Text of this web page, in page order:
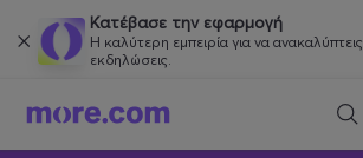
Κατέβασε την εφαρμογή
Η καλύτερη εμπειρία για να ανακαλύπτεις
εκδηλώσεις.